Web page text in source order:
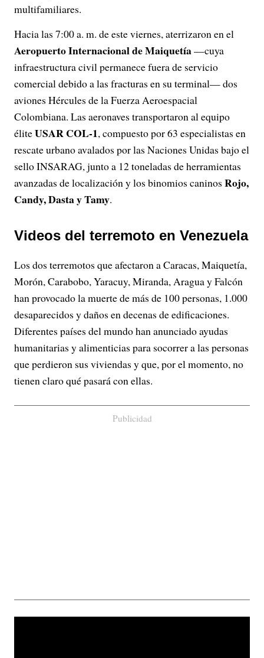
multifamiliares.
Hacia las 7:00 a. m. de este viernes, aterrizaron en el
Aeropuerto Internacional de Maiquetía—cuya
infraestructura civil permanece fuera de servicio
comercial debido a las fracturas en su terminal— dos
aviones Hércules de la Fuerza Aeroespacial
Colombiana. Las aeronaves transportaron al equipo
éliteUSAR COL-1, compuesto por 63 especialistas en
rescate urbano avalados por las Naciones Unidas bajo el
sello INSARAG, junto a 12 toneladas de herramientas
avanzadas de localización y los binomios caninos Rojo,
Candy, Dasta y Tamy.
Videos del terremoto en Venezuela
Los dos terremotos que afectaron a Caracas, Maiquetía,
Morón, Carabobo, Yaracuy, Miranda, Aragua y Falcón
han provocado la muerte de más de 100 personas, 1.000
desaparecidos y daños en decenas de edificaciones.
Diferentes países del mundo han anunciado ayudas
humanitarias y alimenticias para socorrer a las personas
que perdieron sus viviendas y que, por el momento, no
tienen claro qué pasará con ellas.
Publicidad